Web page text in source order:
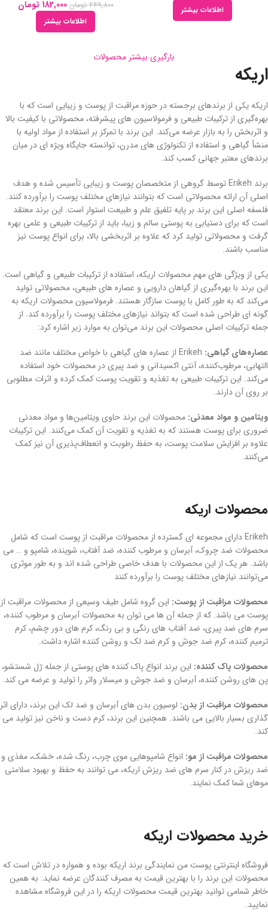
اطلاعات بیشتر 249,800 تومان 182,000 تومان
اطلاعات بیشتر
بارگیری بیشتر محصولات
اریکه
اریکه یکی از برندهای برجسته در حوزه مراقبت از پوست و زیبایی است که با
بهره‌گیری از ترکیبات طبیعی و فرمولاسیون‌ های پیشرفته، محصولاتی با کیفیت بالا
و اثربخش را به بازار عرضه می‌کند. این برند با تمرکز بر استفاده از مواد اولیه با
منشأ گیاهی و استفاده از تکنولوژی ‌های مدرن، توانسته جایگاه ویژه‌ ای در میان
برندهای معتبر جهانی کسب کند.
برند Erikeh توسط گروهی از متخصصان پوست و زیبایی تأسیس شده و هدف
اصلی آن ارائه محصولاتی است که بتوانند نیازهای مختلف پوست را برآورده کنند.
فلسفه اصلی این برند بر پایه تلفیق علم و طبیعت استوار است. این برند معتقد
است که برای دستیابی به پوستی سالم و زیبا، باید از ترکیبات طبیعی و علمی بهره
گرفت و محصولاتی تولید کرد که علاوه بر اثربخشی بالا، برای انواع پوست‌ نیز
مناسب باشند.
یکی از ویژگی ‌های مهم محصولات اریکه، استفاده از ترکیبات طبیعی و گیاهی است.
این برند با بهره‌گیری از گیاهان دارویی و عصاره‌ های طبیعی، محصولاتی تولید
می‌کند که به طور کامل با پوست سازگار هستند. فرمولاسیون محصولات اریکه به
گونه ‌ای طراحی شده است که بتواند نیازهای مختلف پوست را برآورده کند. از
جمله ترکیبات اصلی محصولات این برند می‌توان به موارد زیر اشاره کرد:
عصاره‌های گیاهی:
Erikeh از عصاره‌ های گیاهی با خواص مختلف مانند ضد
التهابی، مرطوب‌کننده، آنتی ‌اکسیدانی و ضد پیری در محصولات خود استفاده
می‌کند. این ترکیبات طبیعی به تغذیه و تقویت پوست کمک کرده و اثرات مطلوبی
بر روی آن دارند.
ویتامین‌ و مواد معدنی: محصولات این برند حاوی ویتامین‌ها و مواد معدنی
ضروری برای پوست هستند که به تغذیه و تقویت آن کمک می‌کنند. این ترکیبات
علاوه بر افزایش سلامت پوست، به حفظ رطوبت و انعطاف‌پذیری آن نیز کمک
می‌کنند.
محصولات اریکه
Erikeh دارای مجموعه‌ ای گسترده از محصولات مراقبت از پوست است که شامل
محصولات ضد چروک، آبرسان و مرطوب کننده، ضد آفتاب، شوینده، شامپو و … می
باشد. هر یک از این محصولات با هدف خاصی طراحی شده ‌اند و به طور موثری
می‌توانند نیازهای مختلف پوست را برآورده کنند
محصولات مراقبت از پوست: این گروه شامل طیف وسیعی از محصولات مراقبت از
پوست می باشد. که از جمله آن ها می توان به محصولات آبرسان و مرطوب کننده،
سرم های ضد پیری، ضد آفتاب های رنگی و بی رنگ، کرم های دور چشم، کرم
ترمیم کننده، کرم ضد جوش و کرم ضد لک و روشن کننده اشاره داشت.
محصولات پاک کننده: این برند انواع پاک کننده های پوستی از جمله ژل شستشو،
پن های روشن کننده، آبرسان و ضد جوش و میسلار واتر را تولید و عرضه می کند.
محصولات مراقبت از بدن: لوسیون بدن های آبرسان و ضد لک این برند، دارای اثر
گذاری بسیار بالایی می باشند. همچنین این برند، کرم دست و ناخن نیز تولید می
کند.
محصولات مراقبت از مو: انواع شامپوهایی موی چرب، رنگ شده، خشک، مغذی و
ضد ریزش در کنار سرم های ضد ریزش اریکه، می توانند به حفظ و بهبود سلامتی
موهای شما کمک نمایند.
خرید محصولات اریکه
فروشگاه اینترنتی پوست من نمایندگی برند اریکه بوده و همواره در تلاش است که
محصولات این برند را با بهترین قیمت به مصرف کنندگان عرضه نماید. به همین
خاطر شمامی توانید بهترین قیمت محصولات اریکه را در این فروشگاه مشاهده
نمایید.